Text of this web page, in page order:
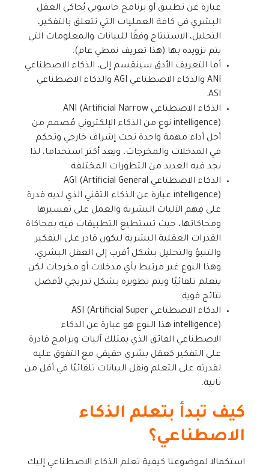
عبارة عن تطبيق أو برنامج حاسوبي يُحاكي العقل
البشري في كافة العمليات التي تتعلق بالتفكير،
التحليل، الاستنتاج وفقًا للبيانات والمعلومات التي
يتم تزويده بها (هذا تعريف نمطي عام).
أما التعريف الأدق سينقسم إلى، الذكاء الاصطناعي
ANI والذكاء الاصطناعي AGI والذكاء الاصطناعي
ASI.
الذكاء الاصطناعي ANI (Artificial Narrow
intelligence) نوع من الذكاء الإلكتروني مُصمم من
أجل أداء مهمة واحدة تحت إشراف خارجي وتحكم
في المدخلات والمخرجات، ويعد أكثر استخداما، لذا
نجد فيه العديد من التطورات المختلفة.
الذكاء الاصطناعي AGI (Artificial General
intelligence) عبارة عن الذكاء التقني الذي لديه قدرة
على فِهم الآليات البشرية والعمل على تفسيرها
ومحاكاتها، حيث تستطيع التطبيقات فيه بمحاكاة
القدرات العقلية البشرية ليكون قادر على التفكير
والتنبؤ والتحليل بشكل أقرب إلى العقل البشري،
وهذا النوع غير مرتبط بأي مدخلات أو مخرجات لكن
يتعلم تلقائيًا ويتم تطويره بشكل تدريجي لأفضل
نتائج قوية.
الذكاء الاصطناعي ASI (Artificial Super
intelligence) هذا النوع هو عبارة عن الذكاء
الاصطناعي الفائق الذي يمتلك آليات وبرامج قادرة
على التفكير كعقل بشري حقيقي مع التفوق عليه
لقدرته على التعلم ونقل البيانات تلقائيًا في أقل من
ثانية.
كيف تبدأ بتعلم الذكاء
الاصطناعي؟
استكمالا لموضوعنا كيفية تعلم الذكاء الاصطناعي إليك